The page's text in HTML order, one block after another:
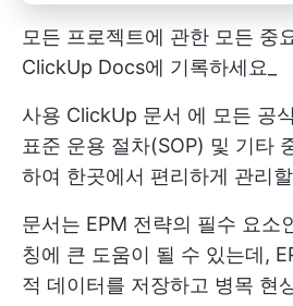
모든 프로젝트에 관한 모든 중
ClickUp Docs에 기록하세요_
사용 ClickUp 문서 에 모든 공
표준 운용 절차(SOP) 및 기타
하여 한곳에서 편리하게 관리
문서는 EPM 전략의 필수 요소
칭에 큰 도움이 될 수 있는데,
적 데이터를 저장하고 병목 현